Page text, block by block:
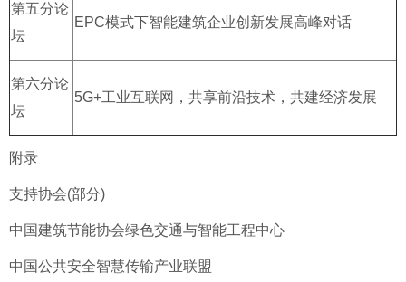
第五分论
坛
EPC模式下智能建筑企业创新发展高峰对话
第六分论
坛
5G+工业互联网，共享前沿技术，共建经济发展
附录
支持协会(部分)
中国建筑节能协会绿色交通与智能工程中心
中国公共安全智慧传输产业联盟